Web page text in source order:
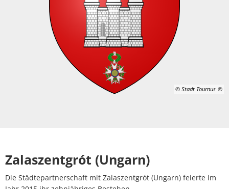
© Stadt Tournus
Zalaszentgrót (Ungarn)
Die Städtepartnerschaft mit Zalaszentgrót (Ungarn) feierte im